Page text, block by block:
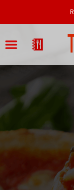
LA CARTE
VOTRE COMPTE
NOTRE